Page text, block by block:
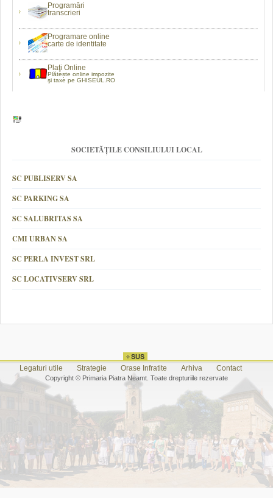
Programări
transcrieri
Programare online
carte de identitate
Plaţi Online
Plătește online impozite
şi taxe pe GHISEUL.RO
SOCIETĂȚILE CONSILIULUI LOCAL
SC PUBLISERV SA
SC PARKING SA
SC SALUBRITAS SA
CMI URBAN SA
SC PERLA INVEST SRL
SC LOCATIVSERV SRL
Legaturi utile Strategie Orase Infratite Arhiva Contact
Copyright © Primaria Piatra Neamt. Toate drepturiile rezervate